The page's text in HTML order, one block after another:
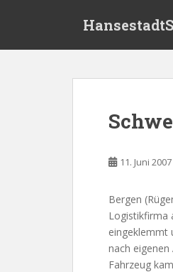
11. Juni 2007
Bergen
Logistikfirma
eingeklemmt
nach eigenen
Fahrzeug